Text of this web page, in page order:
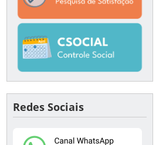
Redes Sociais